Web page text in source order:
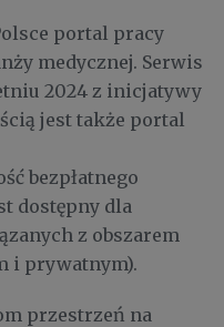
portal pracy
medycznej. Serwis
2024 z inicjatywy
jest także portal
bezpłatnego
dostępny dla
z obszarem
i prywatnym).
przestrzeń na